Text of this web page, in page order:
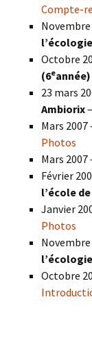
Compte-
Novembre
Octobre
(6eannée)
23 mars
Ambiorix–
Mars 2007
Photos
Mars 2007
Février
l’école
Janvier
Photos
Novembre
Octobre